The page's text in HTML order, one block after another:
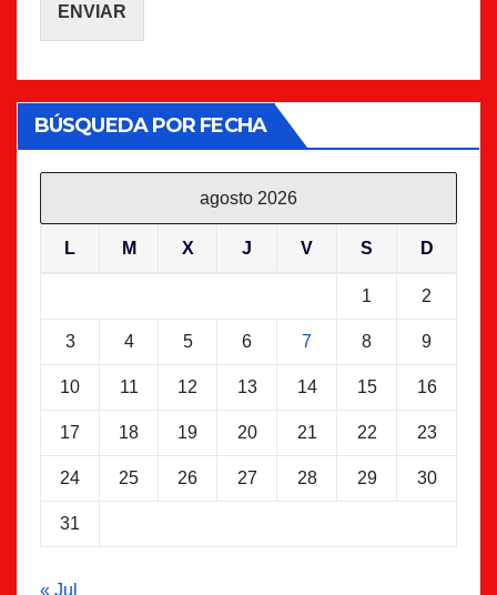
ENVIAR
BÚSQUEDA POR FECHA
agosto 2026
L M X J V S D
1 2
3 4 5 6 7 8 9
10 11 12 13 14 15 16
17 18 19 20 21 22 23
24 25 26 27 28 29 30
31
« Jul